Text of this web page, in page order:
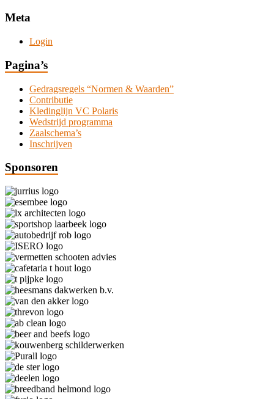
Meta
Login
Pagina’s
Gedragsregels “Normen & Waarden”
Contributie
Kledinglijn VC Polaris
Wedstrijd programma
Zaalschema’s
Inschrijven
Sponsoren